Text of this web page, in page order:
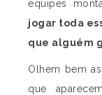
equipes
jogar toda
que alguém
Olhem bem
que